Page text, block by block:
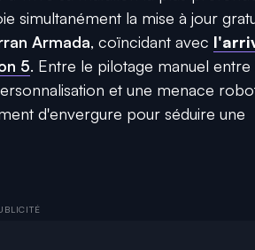
simultanément la mise à jour
Armada, coïncidant avec
5. Entre le pilotage manuel entre
et une menace
d'envergure pour séduire une